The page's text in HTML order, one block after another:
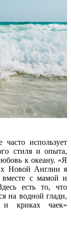
использует
стиля и опыта,
к океану. «Я
Новой Англии я
вместе с мамой и
есть то, что
на водной глади,
и криках чаек»